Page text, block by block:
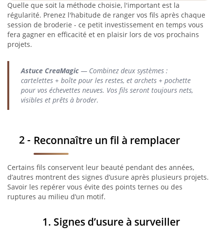
Quelle que soit la méthode choisie, l'important est la
régularité. Prenez l'habitude de ranger vos fils après chaque
session de broderie - ce petit investissement en temps vous
fera gagner en efficacité et en plaisir lors de vos prochains
projets.
Astuce CreaMagic — Combinez deux systèmes :
cartelettes + boîte pour les restes, et archets + pochette
pour vos échevettes neuves. Vos fils seront toujours nets,
visibles et prêts à broder.
Reconnaître un fil à remplacer
Certains fils conservent leur beauté pendant des années,
d’autres montrent des signes d’usure après plusieurs projets.
Savoir les repérer vous évite des points ternes ou des
ruptures au milieu d’un motif.
1. Signes d’usure à surveiller